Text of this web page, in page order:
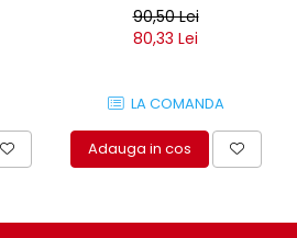
90,50 Lei
80,33 Lei
LA COMANDA
Adauga in cos